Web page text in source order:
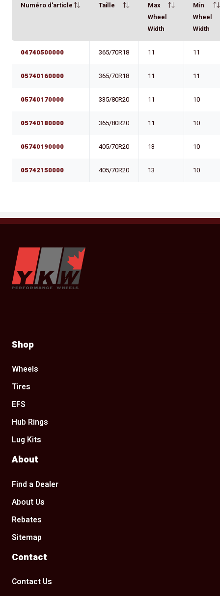
Numéro d'article Taille
Max
Wheel
Width
Min
Wheel
Width
04740500000 365/70R18 11 11
05740160000 365/70R18 11 11
05740170000 335/80R20 11 10
05740180000 365/80R20 11 10
05740190000 405/70R20 13 10
05742150000 405/70R20 13 10
YKW Wheels
Shop
Wheels
Tires
EFS
Hub Rings
Lug Kits
About
Find a Dealer
About Us
Rebates
Sitemap
Contact
Contact Us